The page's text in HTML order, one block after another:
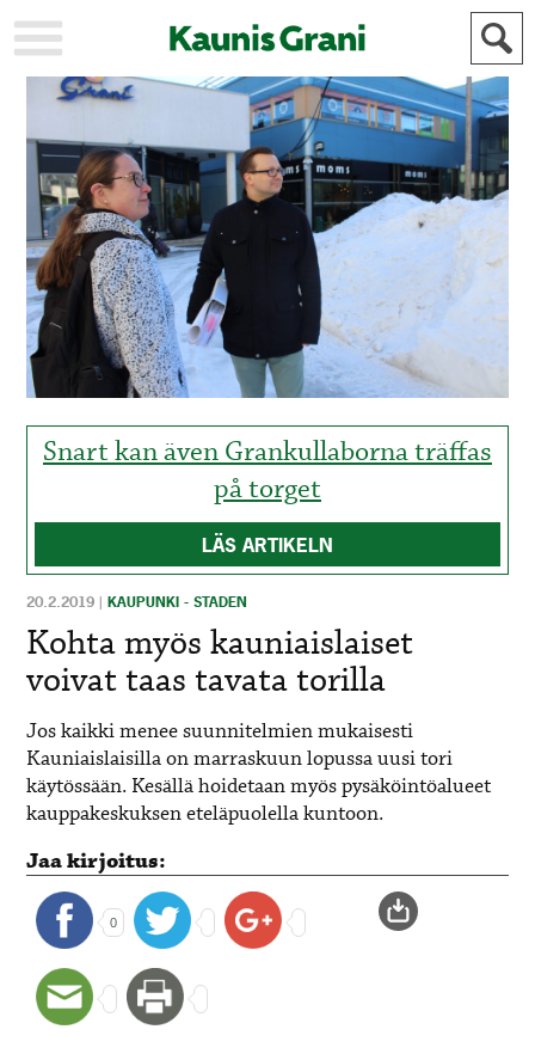
KAUPUNKI
STADEN
AJANKOHTAISTA
AKTUELLT
URHEILU
IDROTT
KULTTUURI
KULTUR
HISTORIA
HISTORIA
YLEINEN
ALLMÄN
MAINOSTAJILLE
ANNONSÖRER
Snart kan även Grankullaborna träffas
på torget
LÄS ARTIKELN
20.2.2019 |KAUPUNKI - STADEN
Kohta myös kauniaislaiset
voivat taas tavata torilla
Jos kaikki menee suunnitelmien mukaisesti
Kauniaislaisilla on marraskuun lopussa uusi tori
käytössään. Kesällä hoidetaan myös pysäköintöalueet
kauppakeskuksen eteläpuolella kuntoon.
Jaa kirjoitus:
0